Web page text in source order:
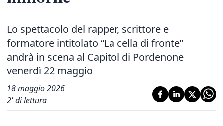
Lo spettacolo del rapper, scrittore e
formatore intitolato “La cella di fronte”
andrà in scena al Capitol di Pordenone
venerdì 22 maggio
18 maggio 2026
2' di lettura